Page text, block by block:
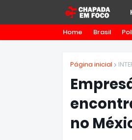
Home Brasil
Página inicial
no